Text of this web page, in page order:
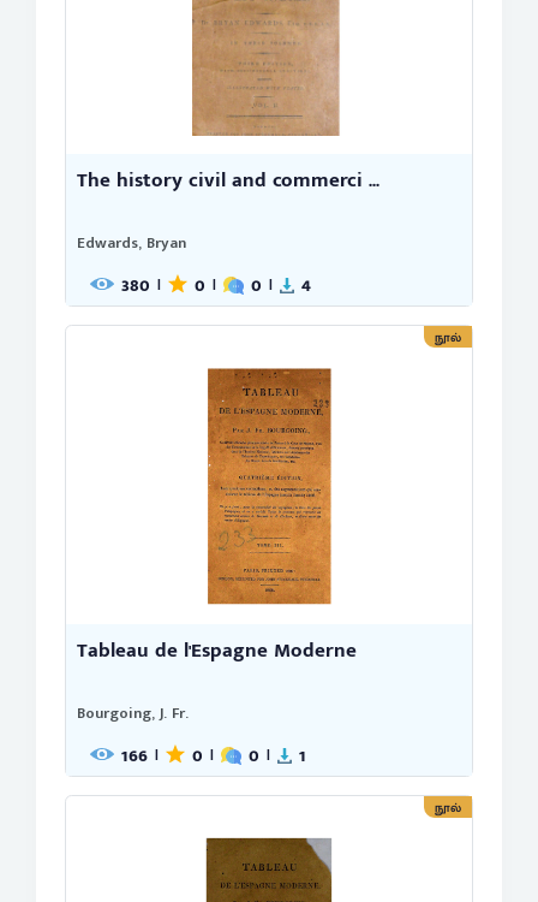
The history civil and commerci ...
Edwards, Bryan
380 | 0 | 0 | 4
நூல்
Tableau de l'Espagne Moderne
Bourgoing, J. Fr.
166 | 0 | 0 | 1
நூல்